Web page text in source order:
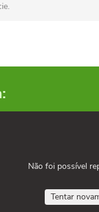
Não foi possível
Tentar